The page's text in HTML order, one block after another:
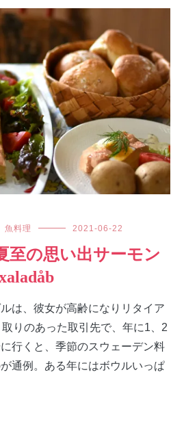
魚料理 2021-06-22
至の思い出サーモン
は、彼女が高齢になりリタイア
りのあった取引先で、年に1、2
行くと、季節のスウェーデン料
通例。ある年にはボウルいっぱ